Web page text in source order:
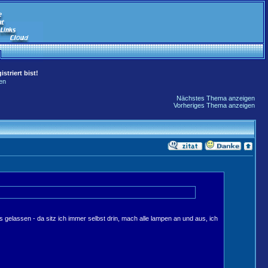
bist!
Nächstes Thema anzeigen
Vorheriges Thema anzeigen
- da sitz ich immer selbst drin, mach alle lampen an und aus, ich